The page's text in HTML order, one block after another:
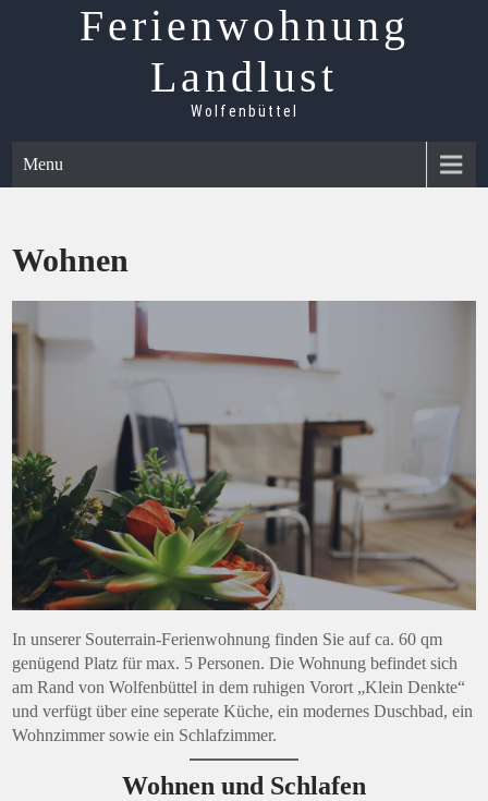
Ferienwohnung
Landlust
Wolfenbüttel
Menu
Wohnen
In unserer Souterrain-Ferienwohnung finden Sie auf ca. 60 qm
genügend Platz für max. 5 Personen. Die Wohnung befindet sich
am Rand von Wolfenbüttel in dem ruhigen Vorort „Klein Denkte“
und verfügt über eine seperate Küche, ein modernes Duschbad, ein
Wohnzimmer sowie ein Schlafzimmer.
Wohnen und Schlafen